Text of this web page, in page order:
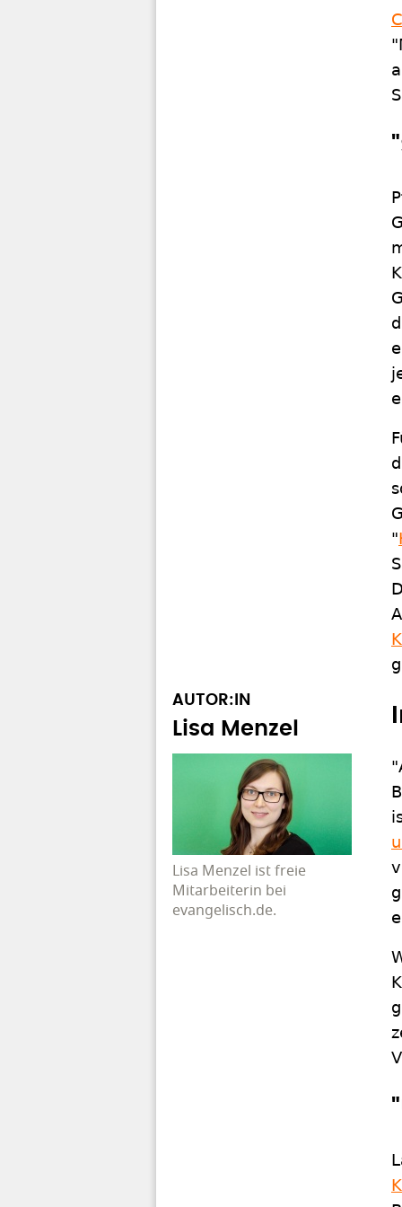
"
AUTOR:IN
Lisa Menzel
Lisa Menzel ist freie
Mitarbeiterin bei
evangelisch.de.